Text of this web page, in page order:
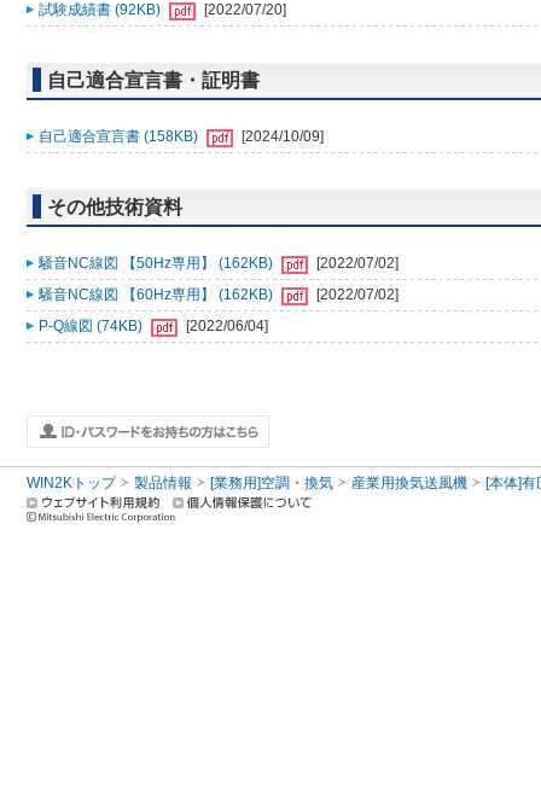
試験成績書 (92KB) [2022/07/20]
自己適合宣言書・証明書
自己適合宣言書 (158KB) [2024/10/09]
その他技術資料
騒音NC線図 【50Hz専用】 (162KB)
[2022/07/02]
騒音NC線図 【60Hz専用】 (162KB)
[2022/07/02]
P-Q線図 (74KB)
[2022/06/04]
WIN2Kトップ 製品情報 [業務用]空調・換気 産業用換気送風機 [本体]有